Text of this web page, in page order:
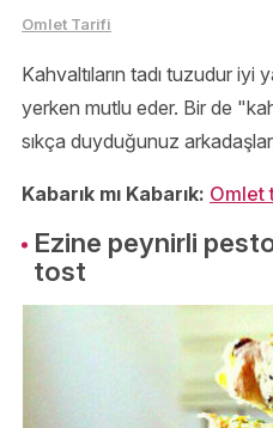
Omlet Tarifi
Kahvaltıların tadı tuzudur iyi
yerken mutlu eder. Bir de
sıkça duyduğunuz
Kabarık mı Kabarık: Omlet
Ezine peynirli
tost